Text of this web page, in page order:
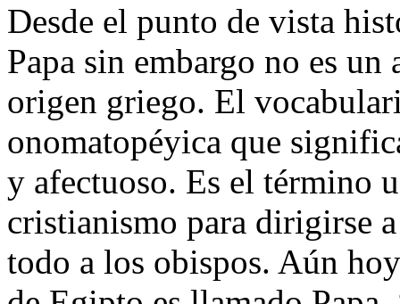
Desde el punto de vista
Papa sin embargo no es
origen griego. El
onomatopéyica que
y afectuoso. Es el término
cristianismo para dirigirse
todo a los obispos. Aún